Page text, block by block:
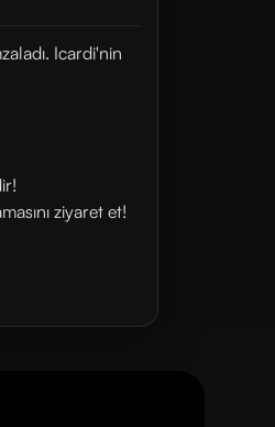
Icardi'nin
ziyaret et!